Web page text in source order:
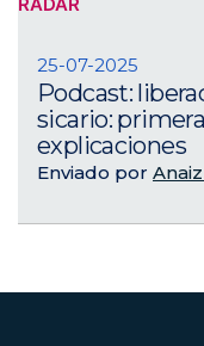
RADAR
25-07-2025
Podcast:
sicario:
explicaciones
Enviado por